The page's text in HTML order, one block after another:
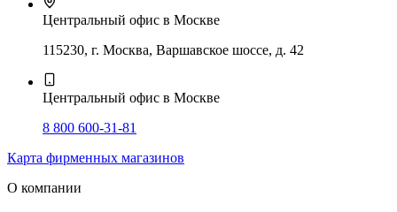
Центральный офис в Москве
115230, г. Москва, Варшавское шоссе, д. 42
Центральный офис в Москве
8 800 600-31-81
Карта фирменных магазинов
О компании